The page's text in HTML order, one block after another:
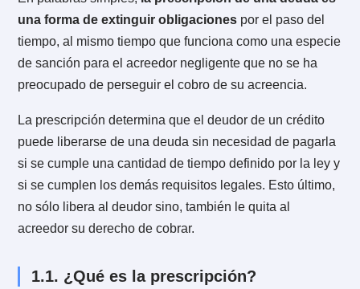
1.¿Qué es la prescripción de una
En palabras simples,la prescripción de una deuda
una forma de extinguir obligaciones
por el paso
tiempo, al mismo tiempo que funciona como una
preocupado de perseguir el cobro de su acreencia.